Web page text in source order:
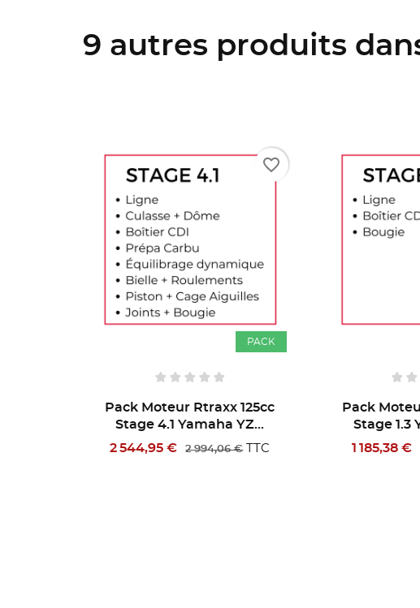
9 autres produits
PACK
Pack Moteur Rtraxx 125cc
Stage 1.3 Yamaha YZ...
1 185,38 €
1 337,00 €TTC
favorite_border
Pack
Stage 2.3
1 625,37 €